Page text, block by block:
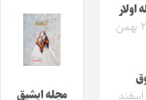
اولار
یکشنبه ۲ بهمن
شنبه ۱۴ اسفند
مجله ایشیق